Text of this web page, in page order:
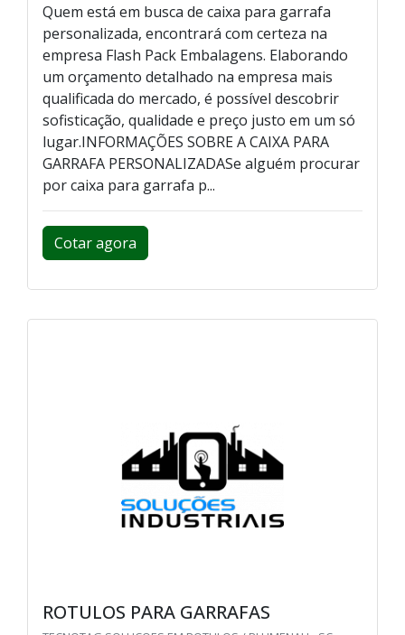
Quem está em busca de caixa para garrafa
personalizada, encontrará com certeza na
empresa Flash Pack Embalagens. Elaborando
um orçamento detalhado na empresa mais
qualificada do mercado, é possível descobrir
sofisticação, qualidade e preço justo em um só
lugar.INFORMAÇÕES SOBRE A CAIXA PARA
GARRAFA PERSONALIZADASe alguém procurar
por caixa para garrafa p...
Cotar agora
ROTULOS PARA GARRAFAS